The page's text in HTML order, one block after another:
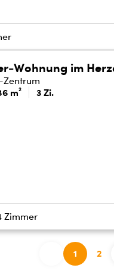
Wohnung im
Zentrum
m² 3 Zi.
Zimmer
1 2